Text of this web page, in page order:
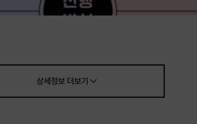
상세정보더보기